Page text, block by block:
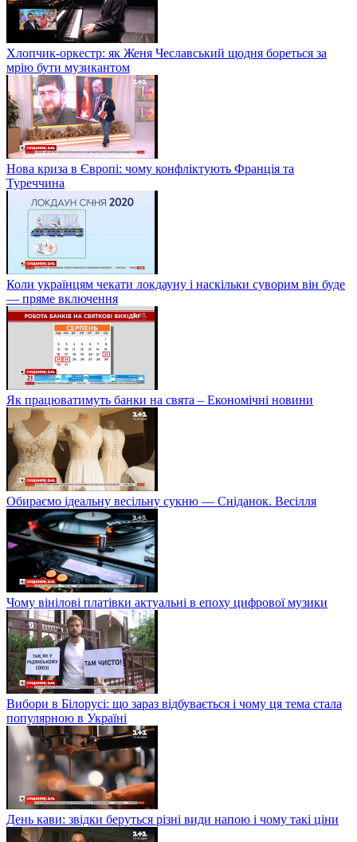
Хлопчик-оркестр: як Женя Чеславський щодня бореться за
мрію бути музикантом
Нова криза в Європі: чому конфліктують Франція та
Туреччина
Коли українцям чекати локдауну і наскільки суворим він буде
— пряме включення
Як працюватимуть банки на свята – Економічні новини
Обираємо ідеальну весільну сукню — Сніданок. Весілля
Чому вінілові платівки актуальні в епоху цифрової музики
Вибори в Білорусі: що зараз відбувається і чому ця тема стала
популярною в Україні
День кави: звідки беруться різні види напою і чому такі ціни